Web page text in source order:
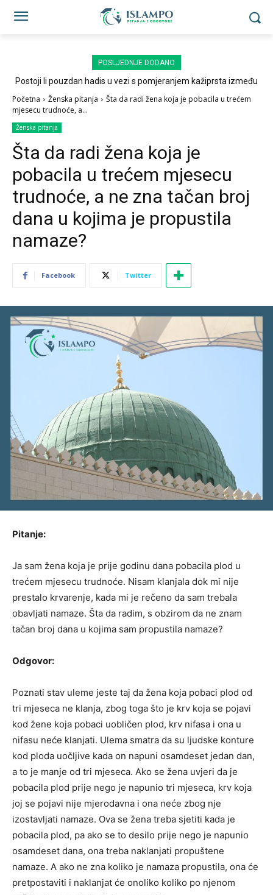
POSLJEDNJE DODANO
Postoji li pouzdan hadis u vezi s pomjeranjem kažiprsta između
Početna Ženska pitanja
Šta da radi žena koja je pobacila u trećem
mjesecu trudnoće, a...
Ženska pitanja
Šta da radi žena koja je
pobacila u trećem mjesecu
trudnoće, a ne zna tačan broj
dana u kojima je propustila
namaze?
Facebook Twitter
Pitanje:
Ja sam žena koja je prije godinu dana pobacila plod u
trećem mjesecu trudnoće. Nisam klanjala dok mi nije
prestalo krvarenje, kada mi je rečeno da sam trebala
obavljati namaze. Šta da radim, s obzirom da ne znam
tačan broj dana u kojima sam propustila namaze?
Odgovor:
Poznati stav uleme jeste taj da žena koja pobaci plod od
tri mjeseca ne klanja, zbog toga što je krv koja se pojavi
kod žene koja pobaci uobličen plod, krv nifasa i ona u
nifasu neće klanjati. Ulema smatra da su ljudske konture
kod ploda uočljive kada on napuni osamdeset jedan dan,
a to je manje od tri mjeseca. Ako se žena uvjeri da je
pobacila plod prije nego je napunio tri mjeseca, krv koja
joj se pojavi nije mjerodavna i ona neće zbog nje
izostavljati namaze. Ova se žena treba sjetiti kada je
pobacila plod, pa ako se to desilo prije nego je napunio
osamdeset dana, ona treba naklanjati propuštene
namaze. A ako ne zna koliko je namaza propustila, ona će
pretpostaviti i naklanjat će onoliko koliko po njenom